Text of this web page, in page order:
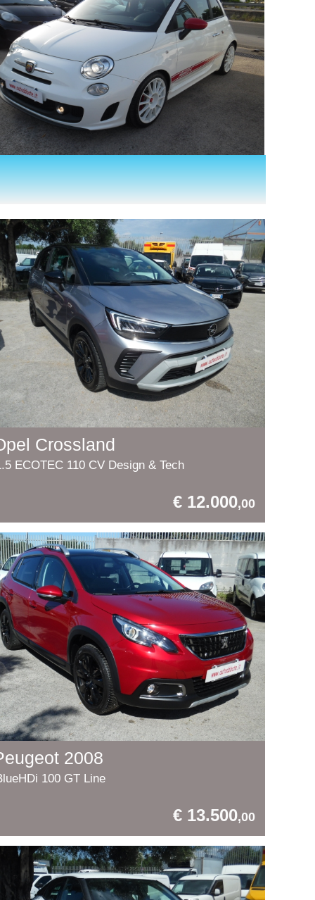
Crossland
ECOTEC 110 CV Design & Tech
€ 12.000,00
2008
100 GT Line
€ 13.500,00